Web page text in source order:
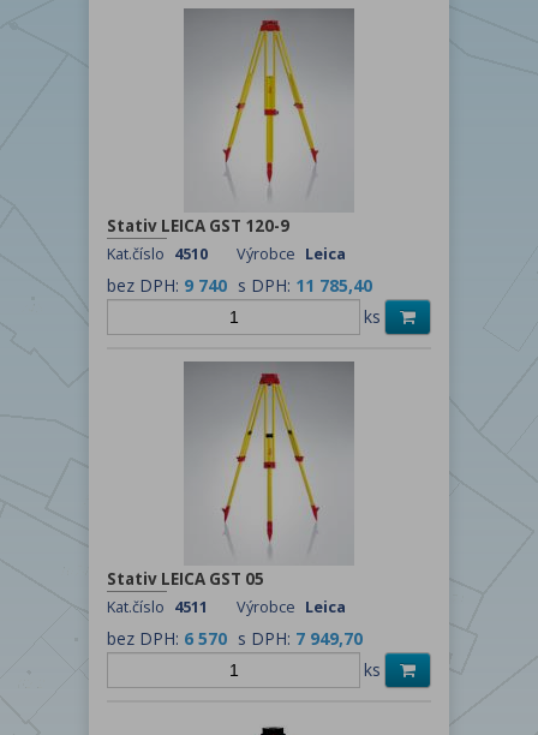
Stativ LEICA GST 120-9
Kat.číslo 4510 Výrobce Leica
bez DPH: 9 740 s DPH: 11 785,40
ks
Stativ LEICA GST 05
Kat.číslo 4511 Výrobce Leica
bez DPH: 6 570 s DPH: 7 949,70
ks